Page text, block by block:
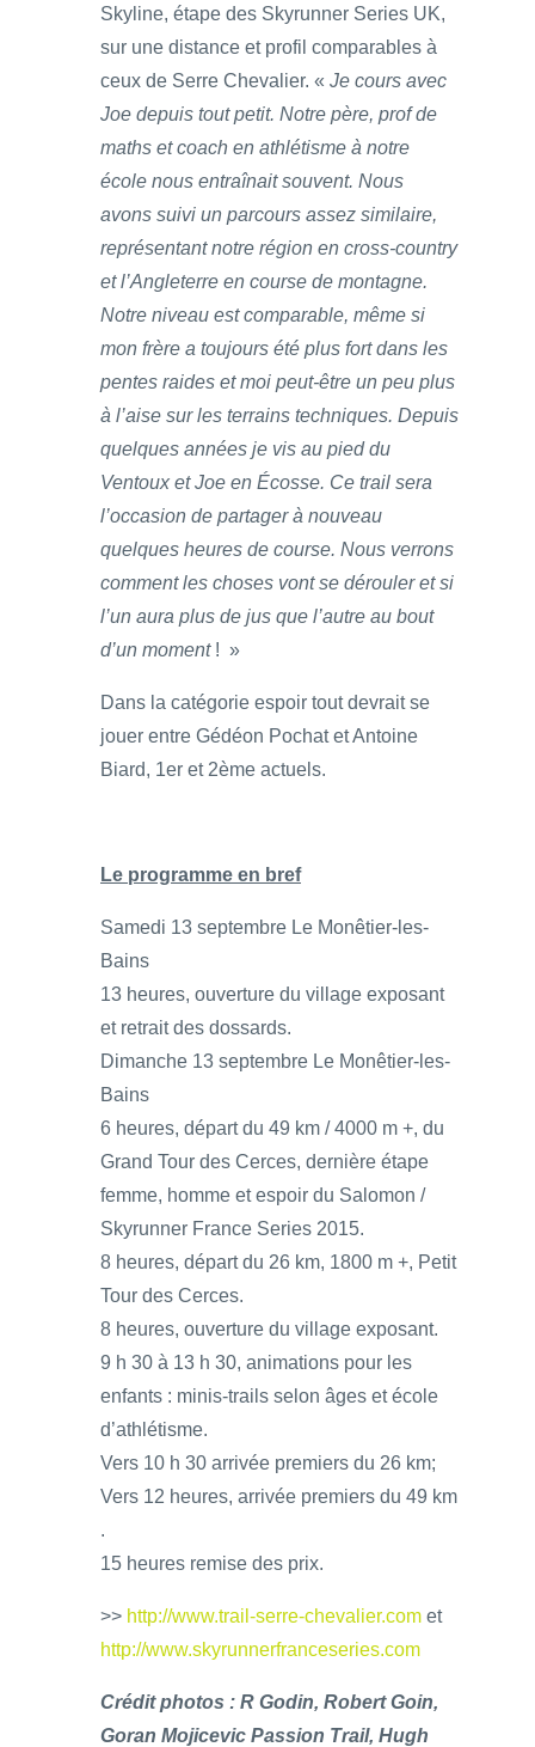
Skyline, étape des Skyrunner Series UK,
sur une distance et profil comparables à
ceux de Serre Chevalier. « Je cours avec
Joe depuis tout petit. Notre père, prof de
maths et coach en athlétisme à notre
école nous entraînait souvent. Nous
avons suivi un parcours assez similaire,
représentant notre région en cross-country
et l’Angleterre en course de montagne.
Notre niveau est comparable, même si
mon frère a toujours été plus fort dans les
pentes raides et moi peut-être un peu plus
à l’aise sur les terrains techniques. Depuis
quelques années je vis au pied du
Ventoux et Joe en Écosse. Ce trail sera
l’occasion de partager à nouveau
quelques heures de course. Nous verrons
comment les choses vont se dérouler et si
l’un aura plus de jus que l’autre au bout
d’un moment! »
Dans la catégorie espoir tout devrait se
jouer entre Gédéon Pochat et Antoine
Biard, 1er et 2ème actuels.
Le programme en bref
Samedi 13 septembre Le Monêtier-les-
Bains
13 heures, ouverture du village exposant
et retrait des dossards.
Dimanche 13 septembre Le Monêtier-les-
Bains
6 heures, départ du 49 km / 4000 m +, du
Grand Tour des Cerces, dernière étape
femme, homme et espoir du Salomon /
Skyrunner France Series 2015.
8 heures, départ du 26 km, 1800 m +, Petit
Tour des Cerces.
8 heures, ouverture du village exposant.
9 h 30 à 13 h 30, animations pour les
enfants : minis-trails selon âges et école
d’athlétisme.
Vers 10 h 30 arrivée premiers du 26 km;
Vers 12 heures, arrivée premiers du 49 km
.
15 heures remise des prix.
>> http://www.trail-serre-chevalier.com et
http://www.skyrunnerfranceseries.com
Crédit photos : R Godin, Robert Goin,
Goran Mojicevic Passion Trail, Hugh